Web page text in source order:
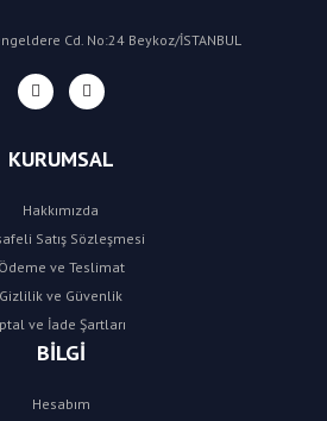
Cd. No:24 Beykoz/İSTANBUL
KURUMSAL
Hakkımızda
Satış Sözleşmesi
Ödeme ve Teslimat
Gizlilik ve Güvenlik
ve İade Şartları
BİLGİ
Hesabım